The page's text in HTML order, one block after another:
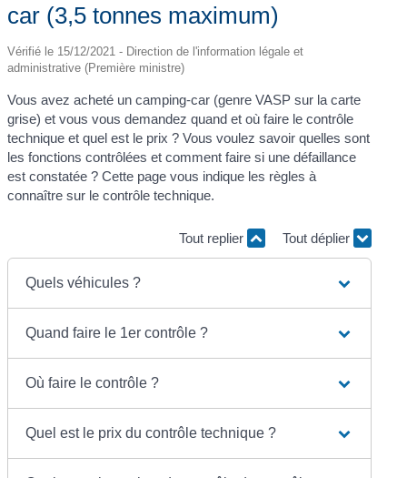
car (3,5 tonnes maximum)
Vérifié le 15/12/2021 - Direction de l'information légale et
administrative (Première ministre)
Vous avez acheté un camping-car (genre VASP sur la carte
grise) et vous vous demandez quand et où faire le contrôle
technique et quel est le prix ? Vous voulez savoir quelles sont
les fonctions contrôlées et comment faire si une défaillance
est constatée ? Cette page vous indique les règles à
connaître sur le contrôle technique.
Tout replier Tout déplier
Quels véhicules ?
Quand faire le 1er contrôle ?
Où faire le contrôle ?
Quel est le prix du contrôle technique ?